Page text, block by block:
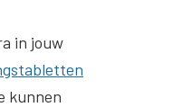
in jouw
kunnen